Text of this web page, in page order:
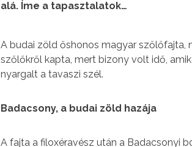
alá. Íme a tapasztalatok…
A budai zöld őshonos magyar szőlőfajta,
szőlőkről kapta, mert bizony volt idő,
nyargalt a tavaszi szél.
Badacsony, a budai zöld hazája
A fajta a filoxéravész után a Badacsonyi